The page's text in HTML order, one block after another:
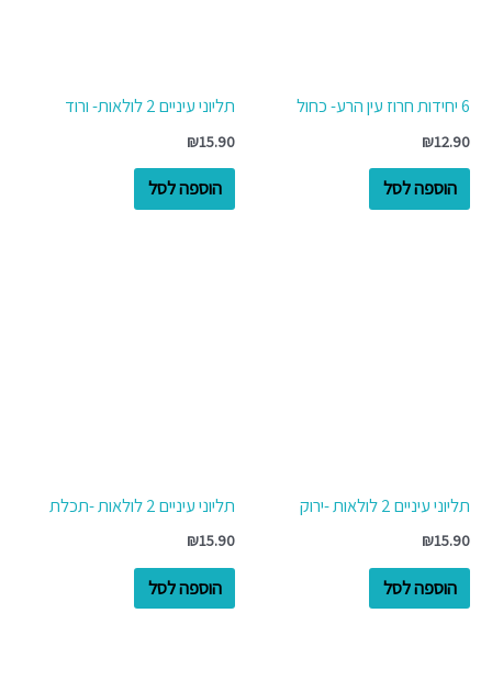
6 יחידות חרוז עין הרע- כחול
₪12.90
הוספה לסל
תליוני עיניים 2 לולאות- ורוד
₪15.90
הוספה לסל
תליוני עיניים 2 לולאות -ירוק
₪15.90
הוספה לסל
תליוני עיניים 2 לולאות -תכלת
₪15.90
הוספה לסל